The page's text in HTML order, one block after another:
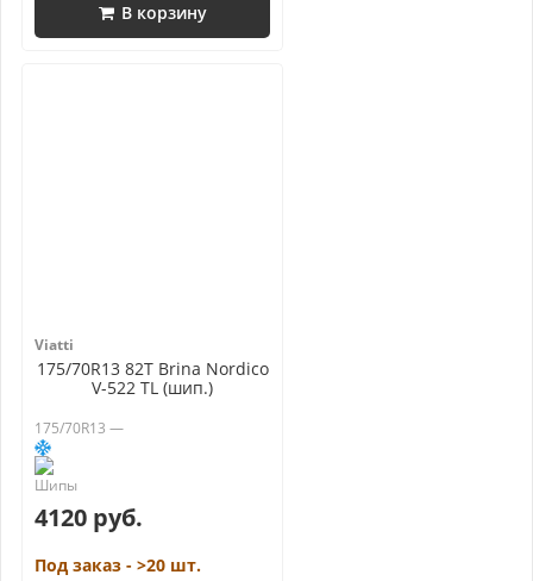
В корзину
Viatti
175/70R13 82T Brina Nordico
V-522 TL (шип.)
175/70R13 —
4120 руб.
Под заказ - >20 шт.